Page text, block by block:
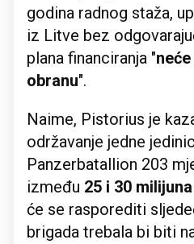
godina radnog staža,
iz Litve bez
plana financiranja "
obranu".
Naime, Pistorius je
održavanje jedne
Panzerbatallion 203
između 25 i 30
će se rasporediti
brigada trebala bi biti